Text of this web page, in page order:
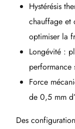
Hystérésis
chauffage et
optimiser la
Longévité :
performance
Force
de 0,5 mm
Des